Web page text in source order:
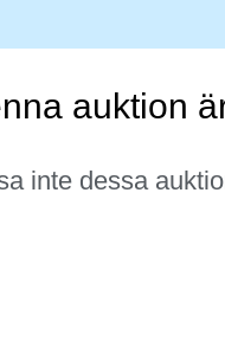
auktion
inte dessa